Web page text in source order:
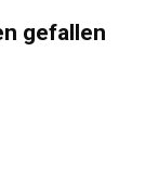
gefallen